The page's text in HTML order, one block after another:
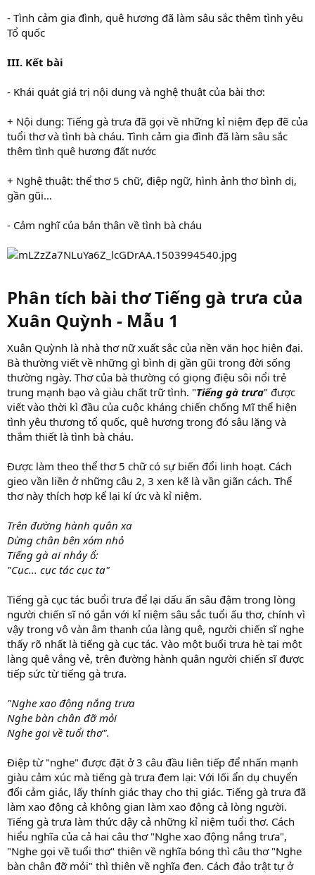
- Tình cảm gia đình, quê hương đã làm sâu sắc thêm tình yêu
Tổ quốc
III. Kết bài
- Khái quát giá trị nội dung và nghệ thuật của bài thơ:
+ Nội dung: Tiếng gà trưa đã gọi về những kỉ niệm đẹp đẽ của
tuổi thơ và tình bà cháu. Tình cảm gia đình đã làm sâu sắc
thêm tình quê hương đất nước
+ Nghệ thuật: thể thơ 5 chữ, điệp ngữ, hình ảnh thơ bình dị,
gần gũi…
- Cảm nghĩ của bản thân về tình bà cháu
Phân tích bài thơ Tiếng gà trưa của
Xuân Quỳnh - Mẫu 1​
Xuân Quỳnh là nhà thơ nữ xuất sắc của nền văn học hiện đại.
Bà thường viết về những gì bình dị gần gũi trong đời sống
thường ngày. Thơ của bà thường có giọng điệu sôi nổi trẻ
trung mạnh bạo và giàu chất trữ tình. "Tiếng gà trưa" được
viết vào thời kì đầu của cuộc kháng chiến chống Mĩ thể hiện
tình yêu thương tổ quốc, quê hương trong đó sâu lặng và
thắm thiết là tình bà cháu.
Được làm theo thể thơ 5 chữ có sự biến đổi linh hoạt. Cách
gieo vần liền ở những câu 2, 3 xen kẽ là vần giãn cách. Thể
thơ này thích hợp kể lại kí ức và kỉ niệm.
Trên đường hành quân xa
Dừng chân bên xóm nhỏ
Tiếng gà ai nhảy ổ:
"Cục... cục tác cục ta"
Tiếng gà cục tác buổi trưa để lại dấu ấn sâu đậm trong lòng
người chiến sĩ nó gắn với kỉ niệm sâu sắc tuổi ấu thơ, chính vì
vậy trong vô vàn âm thanh của làng quê, người chiến sĩ nghe
thấy rõ nhất là tiếng gà cục tác. Vào một buổi trưa hè tại một
làng quê vắng vẻ, trên đường hành quân người chiến sĩ được
tiếp sức từ tiếng gà trưa.
"Nghe xao động nắng trưa
Nghe bàn chân đỡ mỏi
Nghe gọi về tuổi thơ".
Điệp từ "nghe" được đặt ở 3 câu đầu liên tiếp để nhấn mạnh
giàu cảm xúc mà tiếng gà trưa đem lại: Với lối ẩn dụ chuyển
đổi cảm giác, lấy thính giác thay cho thị giác. Tiếng gà trưa đã
làm xao động cả không gian làm xao động cả lòng người.
Tiếng gà trưa làm thức dậy cả những kỉ niệm tuổi thơ. Cách
hiểu nghĩa của cả hai câu thơ "Nghe xao động nắng trưa",
"Nghe gọi về tuổi thơ" thiên về nghĩa bóng thì câu thơ "Nghe
bàn chân đỡ mỏi" thì thiên về nghĩa đen. Cách đảo trật tự ở